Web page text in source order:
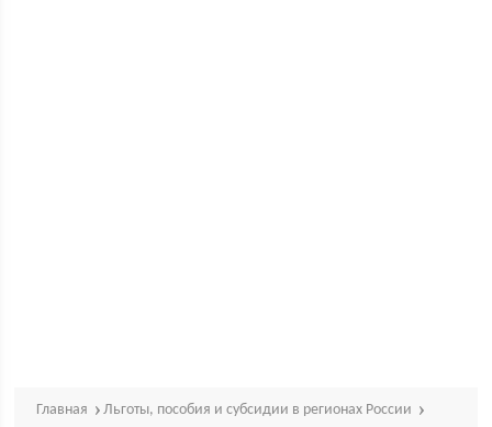
Главная
Льготы, пособия и субсидии в регионах России